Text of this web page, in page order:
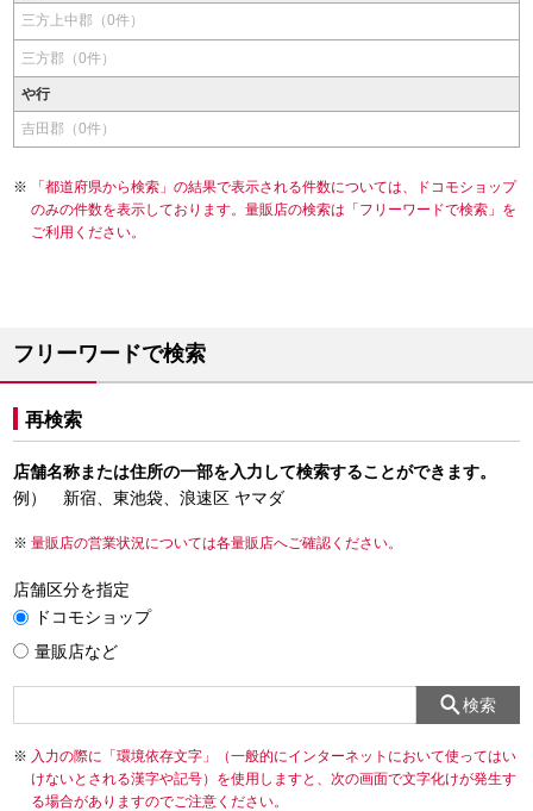
三方上中郡（0件）
三方郡（0件）
や行
吉田郡（0件）
「都道府県から検索」の結果で表示される件数については、ドコモショップ
のみの件数を表示しております。量販店の検索は「フリーワードで検索」を
ご利用ください。
フリーワードで検索
再検索
店舗名称または住所の一部を入力して検索することができます。
例） 新宿、東池袋、浪速区 ヤマダ
量販店の営業状況については各量販店へご確認ください。
店舗区分を指定
ドコモショップ
量販店など
検索
入力の際に「環境依存文字」（一般的にインターネットにおいて使ってはい
けないとされる漢字や記号）を使用しますと、次の画面で文字化けが発生す
る場合がありますのでご注意ください。